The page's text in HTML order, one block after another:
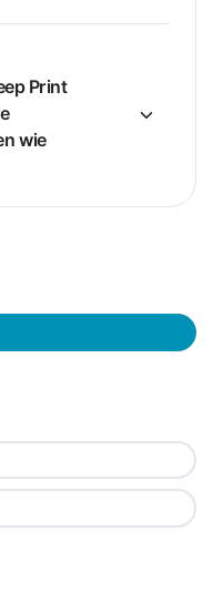
Print
wie